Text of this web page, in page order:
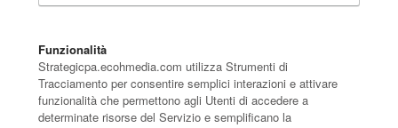
Funzionalità
Strategicpa.ecohmedia.com utilizza Strumenti di
Tracciamento per consentire semplici interazioni e attivare
funzionalità che permettono agli Utenti di accedere a
determinate risorse del Servizio e semplificano la